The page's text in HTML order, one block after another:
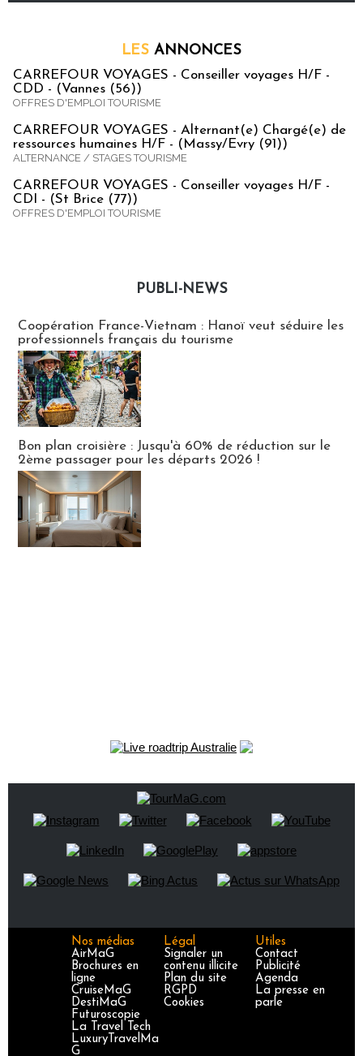
LES ANNONCES
CARREFOUR VOYAGES - Conseiller voyages H/F -
CDD - (Vannes (56))
OFFRES D'EMPLOI TOURISME
CARREFOUR VOYAGES - Alternant(e) Chargé(e) de
ressources humaines H/F - (Massy/Evry (91))
ALTERNANCE / STAGES TOURISME
CARREFOUR VOYAGES - Conseiller voyages H/F -
CDI - (St Brice (77))
OFFRES D'EMPLOI TOURISME
PUBLI-NEWS
Coopération France-Vietnam : Hanoï veut séduire les
professionnels français du tourisme
Bon plan croisière : Jusqu'à 60% de réduction sur le
2ème passager pour les départs 2026 !
Nos médias
AirMaG
Brochures en
ligne
CruiseMaG
DestiMaG
Futuroscopie
La Travel Tech
LuxuryTravelMa
G
Légal
Signaler un
contenu illicite
Plan du site
RGPD
Cookies
Utiles
Contact
Publicité
Agenda
La presse en
parle